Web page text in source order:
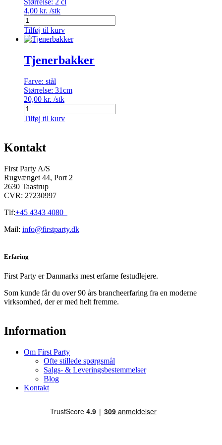
Størrelse: 2 cl
4,00 kr. /stk
Målebæger
antal
Tilføj til kurv
Tjenerbakker
Farve: stål
Størrelse: 31cm
20,00 kr. /stk
Tjenerbakker
antal
Tilføj til kurv
Kontakt
First Party A/S
Rugvænget 44, Port 2
2630 Taastrup
CVR: 27230997
Tlf:+45 4343 4080
Mail: info@firstparty.dk
Erfaring
First Party er Danmarks mest erfarne festudlejere.
Som kunde får du over 90 års brancheerfaring fra en moderne
virksomhed, der er med helt fremme.
Information
Om First Party
Ofte stillede spørgsmål
Salgs- & Leveringsbestemmelser
Blog
Kontakt